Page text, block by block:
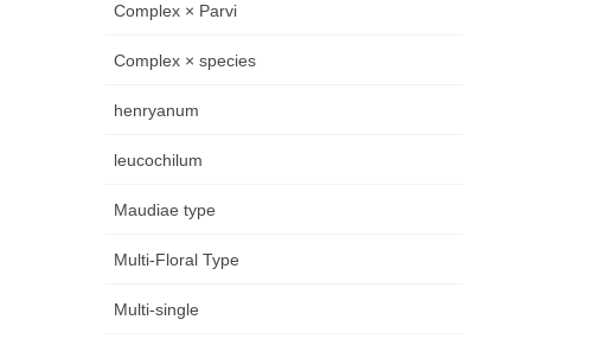
Complex × Parvi
Complex × species
henryanum
leucochilum
Maudiae type
Multi-Floral Type
Multi-single